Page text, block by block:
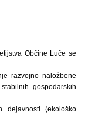
Občine Luče se
razvojno naložbene
gospodarskih
dejavnosti (ekološko